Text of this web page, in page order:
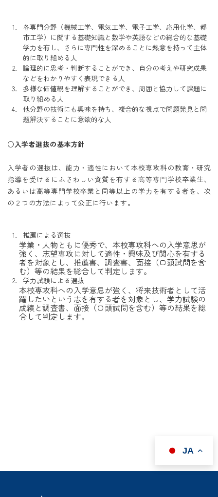
各専門分野（機械工学、電気工学、電子工学、応用化学、都
市工学）に関する基礎知識と数学や英語などの総合的な基礎
学力を有し、さらに専門性を深めることに熱意を持って主体
的に取り組める人
論理的に思考・判断することができ、自分の考えや研究成果
などをわかりやすく表現できる人
多様な価値観を理解することができ、周囲と協力して課題に
取り組める人
他分野の技術にも興味を持ち、複合的な視点で問題発見と問
題解決することに意欲的な人
○入学者選抜の基本方針
入学者の選抜は、能力・適性において本校専攻科の教育・研究
指導を受けるにふさわしい資質を有する高等専門学校卒業生、
あるいは高等専門学校卒業と同等以上の学力を有する者を、次
の２つの方法によって公正に行います。
推薦による選抜
学業・人物ともに優秀で、本校専攻科への入学意思が
強く、志望専攻に対して適性・興味及び関心を有する
者を対象とし、推薦書、調査書、面接（口頭試問を含
む）等の結果を総合して判定します。
学力試験による選抜
本校専攻科への入学意思が強く、将来技術者として活
躍したいという志を有する者を対象とし、学力試験の
成績と調査書、面接（口頭試問を含む）等の結果を総
合して判定します。
JA